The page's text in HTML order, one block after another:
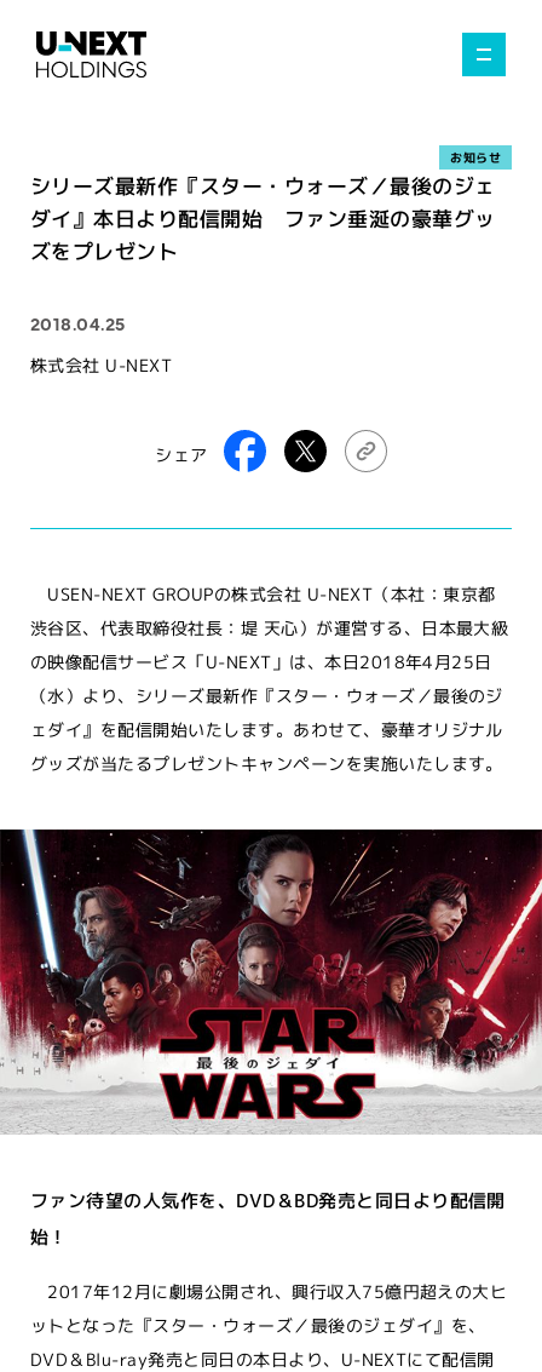
シリーズ最新作『スター・ウォーズ／最後のジェ
ダイ』本日より配信開始 ファン垂涎の豪華グッ
ズをプレゼント
お知らせ
2018.04.25
株式会社 U-NEXT
シェア
USEN-NEXT GROUPの株式会社 U-NEXT（本社：東京都
渋谷区、代表取締役社長：堤 天心）が運営する、日本最大級
の映像配信サービス「U-NEXT」は、本日2018年4月25日
（水）より、シリーズ最新作『スター・ウォーズ／最後のジ
ェダイ』を配信開始いたします。あわせて、豪華オリジナル
グッズが当たるプレゼントキャンペーンを実施いたします。
ファン待望の人気作を、DVD＆BD発売と同日より配信開
始！
2017年12月に劇場公開され、興行収入75億円超えの大ヒ
ットとなった『スター・ウォーズ／最後のジェダイ』を、
DVD＆Blu-ray発売と同日の本日より、U-NEXTにて配信開